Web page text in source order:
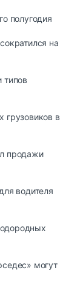
полугодия
на
типов
грузовиков в
продажи
водителя
могут